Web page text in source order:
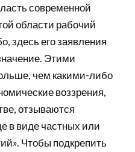
современной
области рабочий
здесь его заявления
Этими
чем какими-либо
воззрения,
отзываются
в виде частных или
Чтобы подкрепить